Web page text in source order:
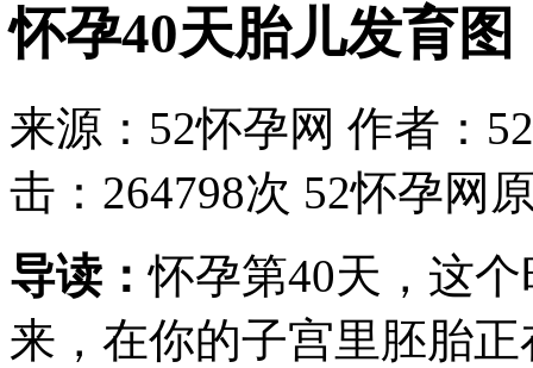
怀孕40天胎儿发育图
来源：52怀孕网 作者：
击：264798次 52怀孕网
导读：怀孕第40天，这
来，在你的子宫里胚胎